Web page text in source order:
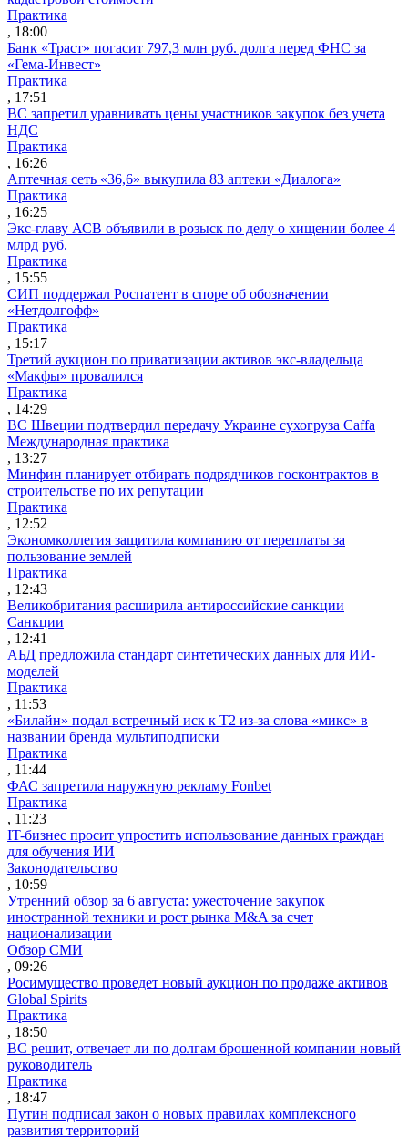
Практика
, 18:00
Банк «Траст» погасит 797,3 млн руб. долга перед ФНС за
«Гема-Инвест»
Практика
, 17:51
ВС запретил уравнивать цены участников закупок без учета
НДС
Практика
, 16:26
Аптечная сеть «36,6» выкупила 83 аптеки «Диалога»
Практика
, 16:25
Экс-главу АСВ объявили в розыск по делу о хищении более 4
млрд руб.
Практика
, 15:55
СИП поддержал Роспатент в споре об обозначении
«Нетдолгофф»
Практика
, 15:17
Третий аукцион по приватизации активов экс-владельца
«Макфы» провалился
Практика
, 14:29
ВС Швеции подтвердил передачу Украине сухогруза Caffa
Международная практика
, 13:27
Минфин планирует отбирать подрядчиков госконтрактов в
строительстве по их репутации
Практика
, 12:52
Экономколлегия защитила компанию от переплаты за
пользование землей
Практика
, 12:43
Великобритания расширила антироссийские санкции
Санкции
, 12:41
АБД предложила стандарт синтетических данных для ИИ-
моделей
Практика
, 11:53
«Билайн» подал встречный иск к Т2 из-за слова «микс» в
названии бренда мультиподписки
Практика
, 11:44
ФАС запретила наружную рекламу Fonbet
Практика
, 11:23
IT-бизнес просит упростить использование данных граждан
для обучения ИИ
Законодательство
, 10:59
Утренний обзор за 6 августа: ужесточение закупок
иностранной техники и рост рынка M&A за счет
национализации
Обзор СМИ
, 09:26
Росимущество проведет новый аукцион по продаже активов
Global Spirits
Практика
, 18:50
ВС решит, отвечает ли по долгам брошенной компании новый
руководитель
Практика
, 18:47
Путин подписал закон о новых правилах комплексного
развития территорий